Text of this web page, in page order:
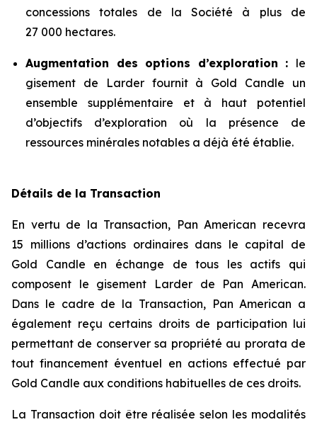
concessions totales de la Société à plus de
27 000 hectares.
Augmentation des options d’exploration : le
gisement de Larder fournit à Gold Candle un
ensemble supplémentaire et à haut potentiel
d’objectifs d’exploration où la présence de
ressources minérales notables a déjà été établie.
Détails de la Transaction
En vertu de la Transaction, Pan American recevra
15 millions d’actions ordinaires dans le capital de
Gold Candle en échange de tous les actifs qui
composent le gisement Larder de Pan American.
Dans le cadre de la Transaction, Pan American a
également reçu certains droits de participation lui
permettant de conserver sa propriété au prorata de
tout financement éventuel en actions effectué par
Gold Candle aux conditions habituelles de ces droits.
La Transaction doit être réalisée selon les modalités